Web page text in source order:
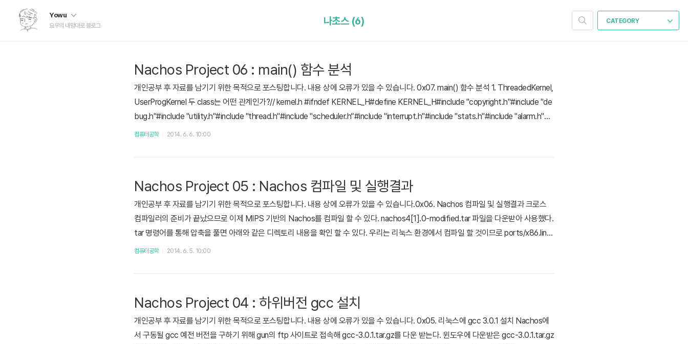
Yowu
요우의 내맘대로 블로그
CATEGORY
나초스 (6)
Nachos Project 06 : main() 함수 분석
개인공부 후 자료를 남기기 위한 목적으로 포스팅합니다. 내용 상에 오류가 있을 수 있습니다. 0x07. main() 함수 분석 1. ThreadedKernel,
UserProgKernel 두 class는 어떤 관계인가?// kernel.h #ifndef KERNEL_H#define KERNEL_H#include "copyright.h"#include "de
bug.h"#include "utility.h"#include "thread.h"#include "scheduler.h“#include "interrupt.h"#include "stats.h"#include "alarm.h"cla
ss ThreadedKernel { public: ThreadedKernel(int argc, char **argv); // ..
컴퓨터공학 2014. 6. 6. 10:00
Nachos Project 05 : Nachos 컴파일 및 실행결과
개인공부 후 자료를 남기기 위한 목적으로 포스팅합니다. 내용 상에 오류가 있을 수 있습니다.0x06. Nachos 컴파일 및 실행결과 크로스
컴파일러의 준비가 끝났으므로 이제 MIPS 기반의 Nachos를 컴파일 할 수 있다. nachos4[1].0-modified.tar 파일을 다운받아 사용했다.
tar 명령어를 통해 압축을 풀면 아래와 같은 디렉토리 내용을 확인 할 수 있다. 우리는 리눅스 환경에서 컴파일 할 것이므로 ports/x86.linu
x 파일을 Makefile.dep로 심볼릭링크를 걸어준다.# ln -s ports/x86.linux Makefile.dep Nachos는 threads 디렉토리의 Nachos와 us
컴퓨터공학 2014. 6. 5. 10:00
Nachos Project 04 : 하위버전 gcc 설치
개인공부 후 자료를 남기기 위한 목적으로 포스팅합니다. 내용 상에 오류가 있을 수 있습니다. 0x05. 리눅스에 gcc 3.0.1 설치 Nachos에
서 구동될 gcc 예전 버전을 구하기 위해 gun의 ftp 사이트로 접속해 gcc-3.0.1.tar.gz를 다운 받는다. 윈도우에 다운받은 gcc-3.0.1.tar.gz